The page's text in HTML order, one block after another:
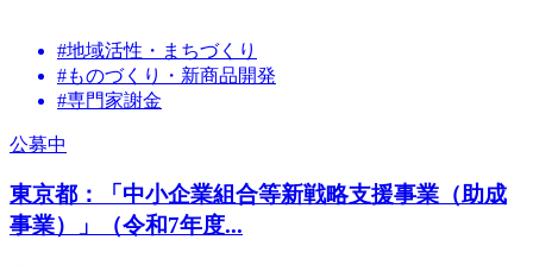
#地域活性・まちづくり
#ものづくり・新商品開発
#専門家謝金
公募中
東京都：「中小企業組合等新戦略支援事業（助成
事業）」（令和7年度...